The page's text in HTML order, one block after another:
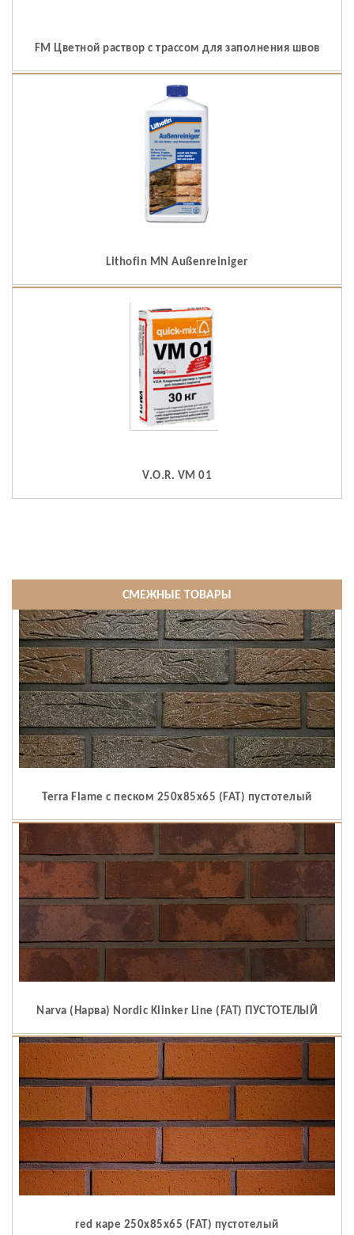
FM Цветной раствор с трассом для заполнения швов
Lithofin MN Außenreiniger
V.O.R. VM 01
СМЕЖНЫЕ ТОВАРЫ
Terra Flame c песком 250x85x65 (FAT) пустотелый
Narva (Нарва) Nordic Klinker Line (FAT) ПУСТОТЕЛЫЙ
red каре 250x85x65 (FAT) пустотелый